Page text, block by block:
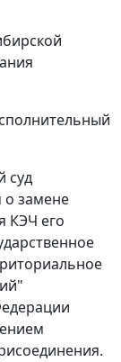
суд
о замене
КЭЧ его